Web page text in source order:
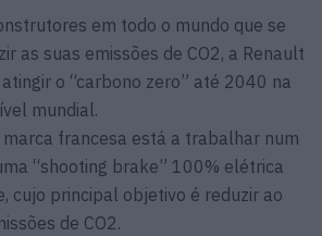
em todo o mundo que se
as suas emissões de CO2, a Renault
o “carbono zero” até 2040 na
mundial.
marca francesa está a trabalhar num
“shooting brake” 100% elétrica
cujo principal objetivo é reduzir ao
de CO2.